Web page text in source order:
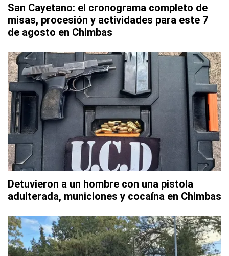
San Cayetano: el cronograma completo de
misas, procesión y actividades para este 7
de agosto en Chimbas
Detuvieron a un hombre con una pistola
adulterada, municiones y cocaína en Chimbas